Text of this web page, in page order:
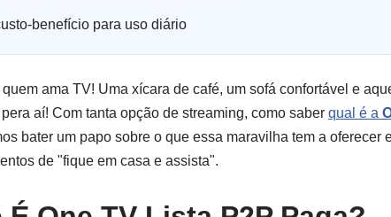
benefício para uso diário
ama TV! Uma xícara de café, um sofá confortável e
aí! Com tanta opção de streaming, como saber qual é a
bater um papo sobre o que essa maravilha tem a oferecer
de "fique em casa e assista".